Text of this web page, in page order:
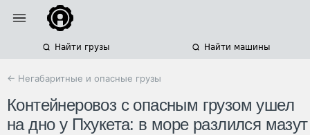
Найти грузы Найти машины
← Негабаритные и опасные грузы
Контейнеровоз с опасным грузом ушел
на дно у Пхукета: в море разлился мазут